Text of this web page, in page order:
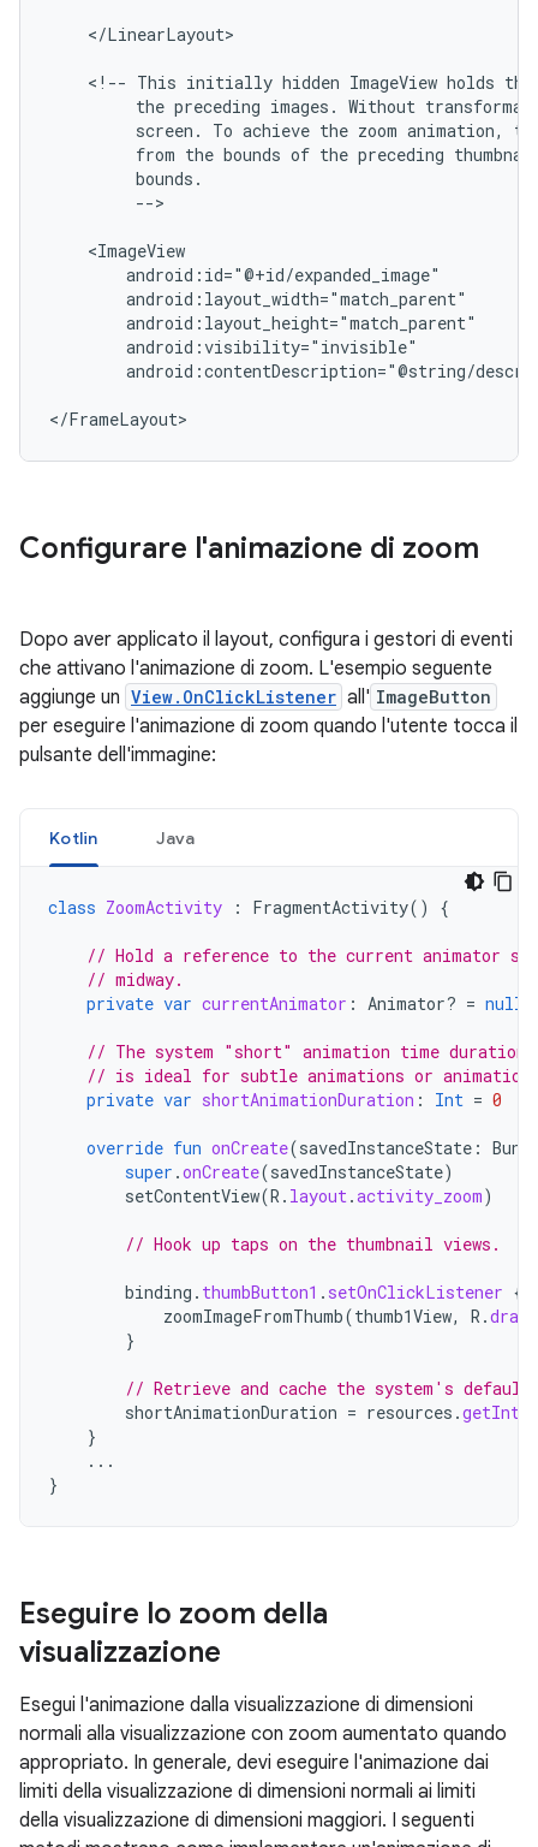
</LinearLayout>
<!-- This initially hidden ImageView holds the
the preceding images. Without
screen.
To achieve the zoom animation,
from the bounds of the preceding
-->
android:contentDescription="@string/
</FrameLayout>
Configurare l'animazione di zoom
Dopo aver applicato il layout, configura i gestori di eventi
che attivano l'animazione di zoom. L'esempio seguente
aggiunge un View.OnClickListener all' ImageButton
per eseguire l'animazione di zoom quando l'utente tocca il
pulsante dell'immagine:
Kotlin Java
class ZoomActivity : FragmentActivity() {
// Hold a reference to the current animator
// midway.
private var currentAnimator : Animator? = null
// The system "short" animation time
// is ideal for subtle animations or
private var shortAnimationDuration : Int = 0
override fun onCreate(savedInstanceState :
super .onCreate(savedInstanceState)
setContentView(R . layout.activity_zoom)
// Hook up taps on the thumbnail views.
binding . thumbButton1 . setOnClickListener {
zoomImageFromThumb(thumb1View, R .
}
// Retrieve and cache the system's
shortAnimationDuration = resources .
}
...
}
Eseguire lo zoom della
visualizzazione
Esegui l'animazione dalla visualizzazione di dimensioni
normali alla visualizzazione con zoom aumentato quando
appropriato. In generale, devi eseguire l'animazione dai
limiti della visualizzazione di dimensioni normali ai limiti
della visualizzazione di dimensioni maggiori. I seguenti